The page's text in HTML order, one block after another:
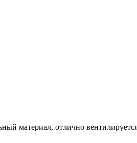
материал, отлично